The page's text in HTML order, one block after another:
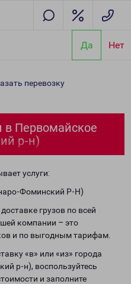
Да Нет
перевозку
в Первомайское
р-н)
услуги:
Фоминский Р-Н)
грузов по всей
компании – это
и по выгодным тарифам.
«в» или «из» города
р-н), воспользуйтесь
и заполните